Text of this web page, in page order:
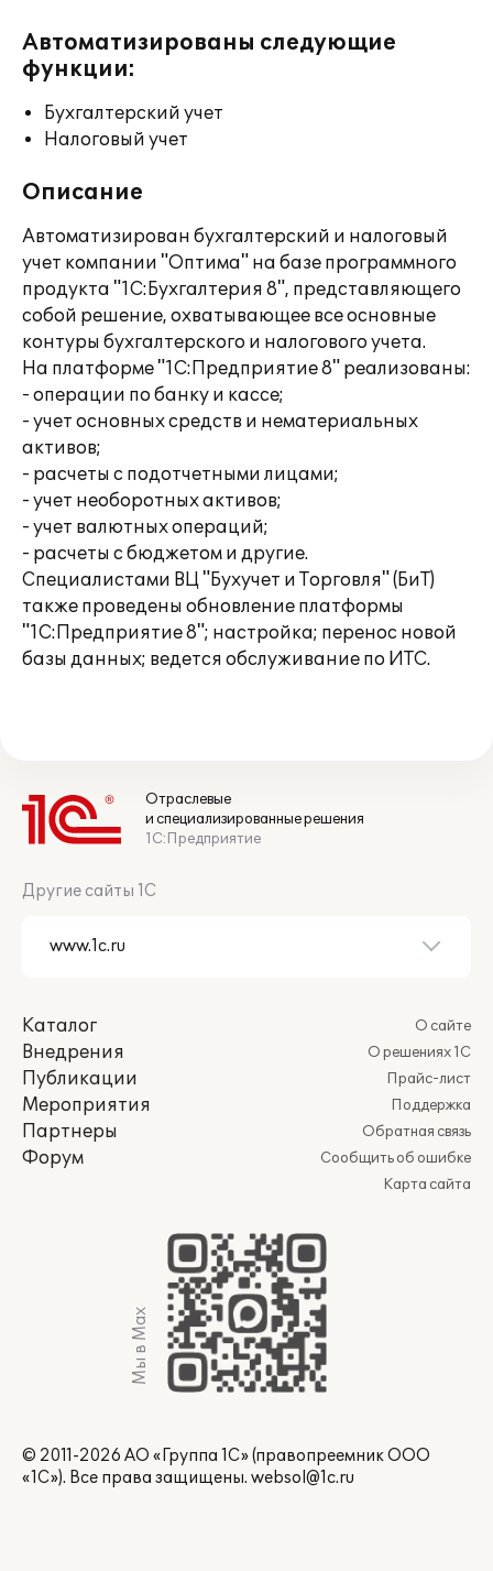
Автоматизированы следующие
функции:
Бухгалтерский учет
Налоговый учет
Описание
Автоматизирован бухгалтерский и налоговый
учет компании "Оптима" на базе программного
продукта "1С:Бухгалтерия 8", представляющего
собой решение, охватывающее все основные
контуры бухгалтерского и налогового учета.
На платформе "1С:Предприятие 8" реализованы:
- операции по банку и кассе;
- учет основных средств и нематериальных
активов;
- расчеты с подотчетными лицами;
- учет необоротных активов;
- учет валютных операций;
- расчеты с бюджетом и другие.
Специалистами ВЦ "Бухучет и Торговля" (БиТ)
также проведены обновление платформы
"1С:Предприятие 8"; настройка; перенос новой
базы данных; ведется обслуживание по ИТС.
Отраслевые
и специализированные решения
1С:Предприятие
Другие сайты 1С
Каталог
Внедрения
Публикации
Мероприятия
Партнеры
Форум
О сайте
О решениях 1С
Прайс-лист
Поддержка
Обратная связь
Сообщить об ошибке
Карта сайта
Мы в Max
© 2011-2026 АО «Группа 1С» (правопреемник ООО
«1С»). Все права защищены. websol@1c.ru